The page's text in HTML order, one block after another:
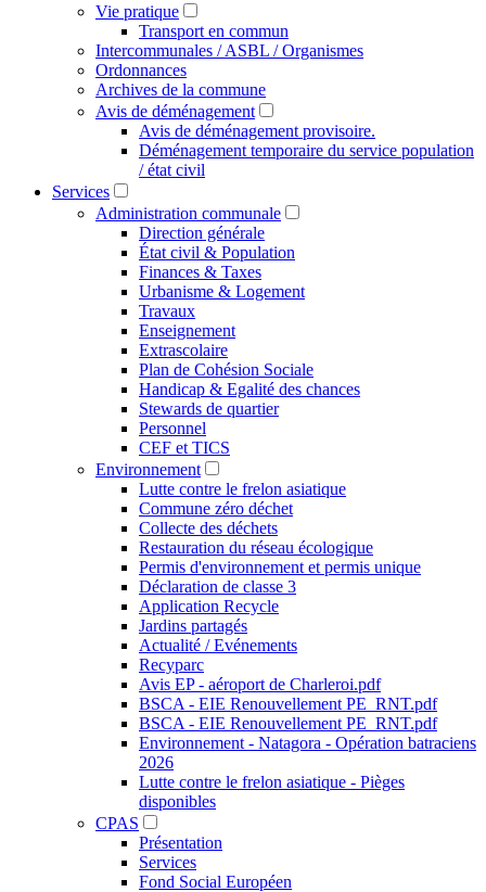
Vie pratique
Transport en commun
Intercommunales / ASBL / Organismes
Ordonnances
Archives de la commune
Avis de déménagement
Avis de déménagement provisoire.
Déménagement temporaire du service population
/ état civil
Services
Administration communale
Direction générale
État civil & Population
Finances & Taxes
Urbanisme & Logement
Travaux
Enseignement
Extrascolaire
Plan de Cohésion Sociale
Handicap & Egalité des chances
Stewards de quartier
Personnel
CEF et TICS
Environnement
Lutte contre le frelon asiatique
Commune zéro déchet
Collecte des déchets
Restauration du réseau écologique
Permis d'environnement et permis unique
Déclaration de classe 3
Application Recycle
Jardins partagés
Actualité / Evénements
Recyparc
Avis EP - aéroport de Charleroi.pdf
BSCA - EIE Renouvellement PE_RNT.pdf
BSCA - EIE Renouvellement PE_RNT.pdf
Environnement - Natagora - Opération batraciens
2026
Lutte contre le frelon asiatique - Pièges
disponibles
CPAS
Présentation
Services
Fond Social Européen